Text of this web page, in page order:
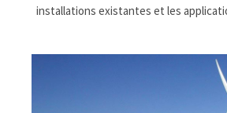
installations existantes et les